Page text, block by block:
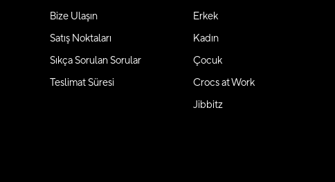
Bize Ulaşın
Satış Noktaları
Sıkça Sorulan Sorular
Teslimat Süresi
Erkek
Kadın
Çocuk
Crocs at Work
Jibbitz